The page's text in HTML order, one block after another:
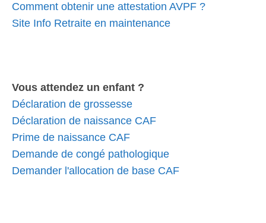
Comment obtenir une attestation AVPF ?
Site Info Retraite en maintenance
Vous attendez un enfant ?
Déclaration de grossesse
Déclaration de naissance CAF
Prime de naissance CAF
Demande de congé pathologique
Demander l'allocation de base CAF